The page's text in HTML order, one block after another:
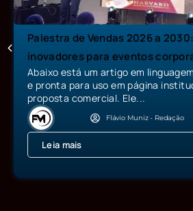
Palestra de Vendas 2026 a
inovadores para eventos
Abaixo está um artigo em
e pronta para uso em página
proposta comercial. Ele...
Flávio Muniz - Redação
Leia mais